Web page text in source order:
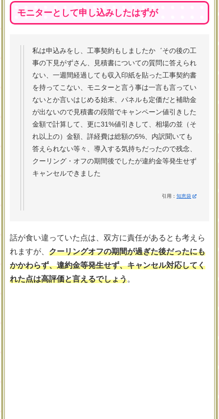
モニターとして申し込みしたはずが
私は申込みをし、工事契約もしましたか゛その後の工
事の下見がずさん、見積書についての質問に答えられ
ない、一週間経過しても収入印紙を貼った工事契約書
を持ってこない、モニターと言う事は一言も言ってい
ないとか言いはじめる始末、パネルも定価だと補助金
が出ないので見積書の段階でキャンペーン値引きした
金額で計算して、更に31%値引きして、相場の並（そ
れ以上の）金額、詳経費は総額の5%、内訳聞いても
答えられない等々、導入する気持ちだったので残念、
クーリング・オフの期間後でしたが違約金等発生せず
キャンセルできました
引用：知恵袋
話が食い違っていた点は、双方に責任があるとも考えら
れますが、 クーリングオフの期間が過ぎた後だったにも
かかわらず、違約金等発生せず、キャンセル対応してく
れた点は高評価と言えるでしょう。